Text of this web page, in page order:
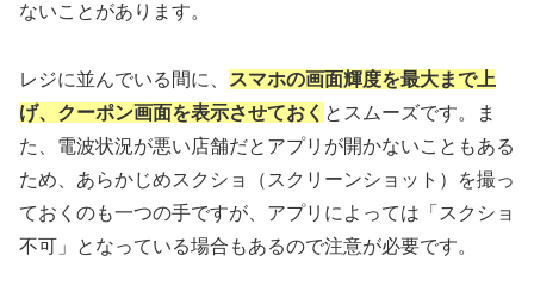
ないことがあります。
レジに並んでいる間に、
スマホの画面輝度を最大まで上
げ、クーポン画面を表示させておく とスムーズです。ま
た、電波状況が悪い店舗だとアプリが開かないこともある
ため、あらかじめスクショ（スクリーンショット）を撮っ
ておくのも一つの手ですが、アプリによっては「スクショ
不可」となっている場合もあるので注意が必要です。